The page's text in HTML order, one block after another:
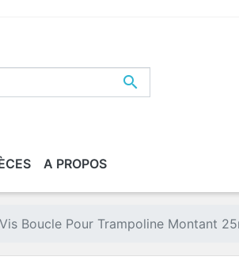

A PROPOS
Boucle Pour Trampoline Montant